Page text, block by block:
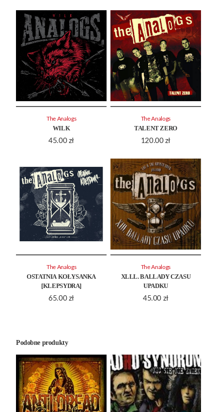
WILK
45.00 zł
The Analogs
TALENT ZERO
120.00 zł
The Analogs
OSTATNIA KOŁYSANKA
[KLEPSYDRA]
65.00 zł
The Analogs
XLLL. BALLADY CZASU
UPADKU
45.00 zł
The Analogs
Podobne produkty